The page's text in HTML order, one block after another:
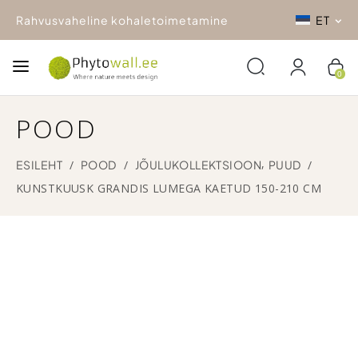
Rahvusvaheline kohaletoimetamine ET
0
POOD
ESILEHT/ POOD / JÕULUKOLLEKTSIOON, PUUD /
KUNSTKUUSK GRANDIS LUMEGA KAETUD 150-210 CM